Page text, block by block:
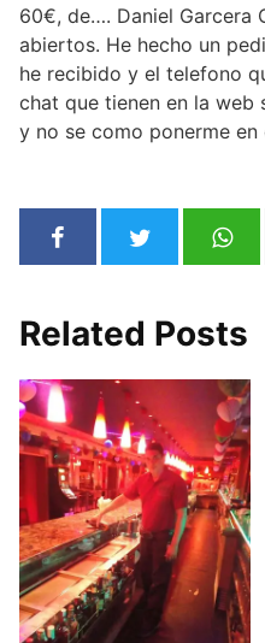
60€, de…. Daniel Garcera
abiertos. He hecho un
he recibido y el telefono
chat que tienen en la web
y no se como ponerme
Related Posts